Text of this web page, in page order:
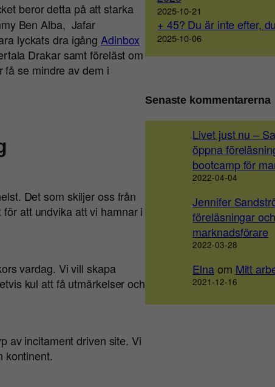
beror detta på att starka
Ben Alba, Jafar
lyckats dra igångAdinbox
Drakar samt föreläst om
få se mindre av dem i
Det som skiljer oss från
att undvika att vi hamnar i
vardag. Vi vill skapa
kul att få utmärkelser och
av incitament driven site. Vi
kontinent.
2025-10-21
+ 45? Du är inte efter,
2025-10-06
Senaste kommentarerna
Livet just nu –
öppna
bootcamp för
2022-04-04
Jennifer
föreläsningar
marknadsförare
2022-03-28
Elnaom Mitt
2021-12-16